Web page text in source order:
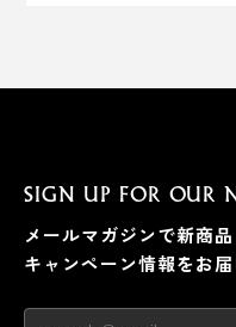
SIGN UP FOR OUR
メールマガジンで新商品
キャンペーン情報をお届